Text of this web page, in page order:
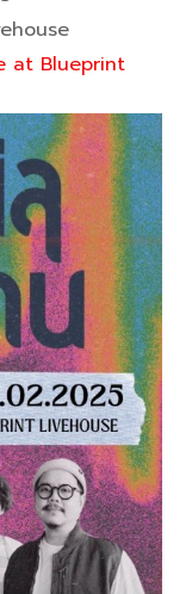
at Blueprint